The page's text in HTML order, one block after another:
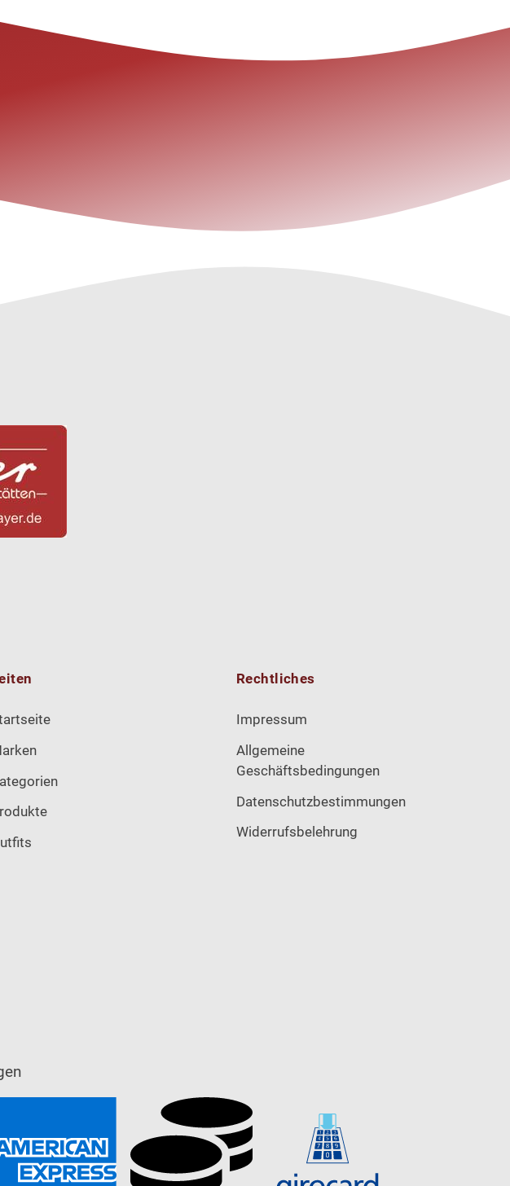
Rechtliches
Impressum
Allgemeine
Geschäftsbedingungen
Datenschutzbestimmungen
Widerrufsbelehrung